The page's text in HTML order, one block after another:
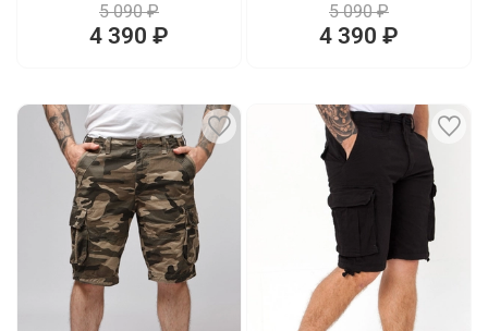
5 090 ₽
4 390 ₽
5 090 ₽
4 390 ₽